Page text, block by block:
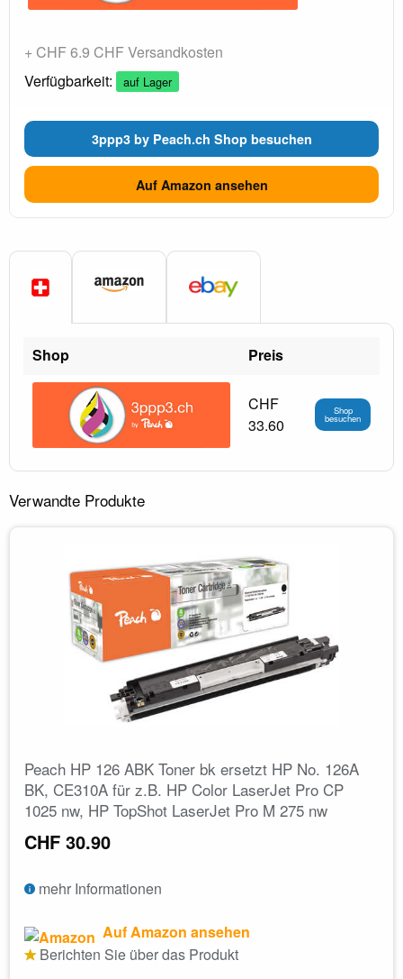
+ CHF 6.9 CHF Versandkosten
Verfügbarkeit:
auf Lager
3ppp3 by Peach.ch Shop besuchen
Auf Amazon ansehen
Shop Preis
CHF
33.60
Shop
besuchen
Verwandte Produkte
Peach HP 126 ABK Toner bk ersetzt HP No. 126A
BK, CE310A für z.B. HP Color LaserJet Pro CP
1025 nw, HP TopShot LaserJet Pro M 275 nw
CHF 30.90
mehr Informationen
Auf Amazon ansehen
Berichten Sie über das Produkt